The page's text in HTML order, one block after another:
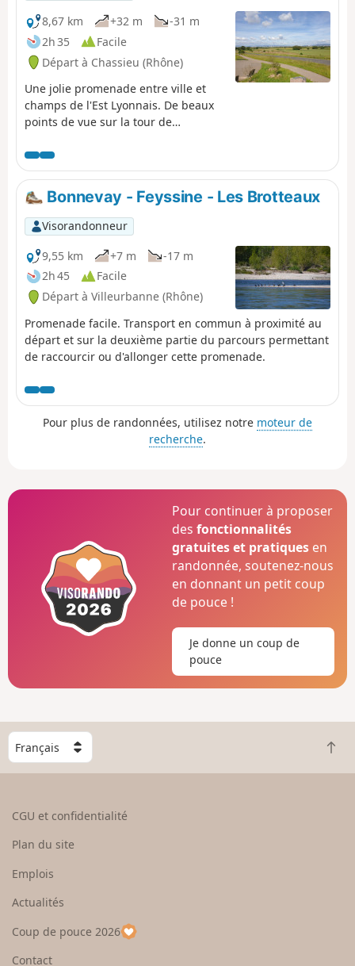
8,67 km
+32 m
-31 m
2h 35
Facile
Départ à Chassieu (Rhône)
Une jolie promenade entre ville et
champs de l'Est Lyonnais. De beaux
points de vue sur la tour de
l'espace naturel protégé du Biézin.
Ouvrez les yeux, vous y croiserez
peut-être des buses et des aigrettes !
Bonnevay - Feyssine - Les Brotteaux
Visorandonneur
9,55 km
+7 m
-17 m
2h 45
Facile
Départ à Villeurbanne (Rhône)
Promenade facile. Transport en commun à proximité au
départ et sur la deuxième partie du parcours permettant
de raccourcir ou d'allonger cette promenade.
Pour plus de randonnées, utilisez notre moteur de
recherche.
Pour continuer à proposer
desfonctionnalités
gratuites et pratiques en
randonnée, soutenez-nous
en donnant un petit coup
de pouce !
Je donne un coup de
pouce
C
h
o
e
u
p
a
R
e
CGU et confidentialité
Plan du site
Emplois
Actualités
Coup de pouce 2026
Contact